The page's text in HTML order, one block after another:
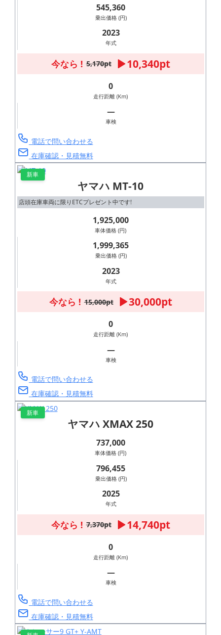
545,360
乗出価格 (円)
2023
年式
今なら ! 5,170pt 10,340pt
0
走行距離 (Km)
―
車検
電話で問い合わせる
在庫確認・見積無料
新車
ヤマハ MT-10
店頭在庫車両に限りETCプレゼント中です!
1,925,000
車体価格 (円)
1,999,365
乗出価格 (円)
2023
年式
今なら ! 15,000pt 30,000pt
0
走行距離 (Km)
―
車検
電話で問い合わせる
在庫確認・見積無料
新車
ヤマハ XMAX 250
737,000
車体価格 (円)
796,455
乗出価格 (円)
2025
年式
今なら ! 7,370pt 14,740pt
0
走行距離 (Km)
―
車検
電話で問い合わせる
在庫確認・見積無料